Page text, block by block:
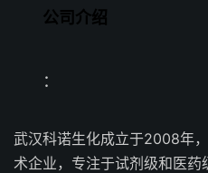
公司介绍
：
武汉科诺生化成立于2008年
术企业，专注于试剂级和医